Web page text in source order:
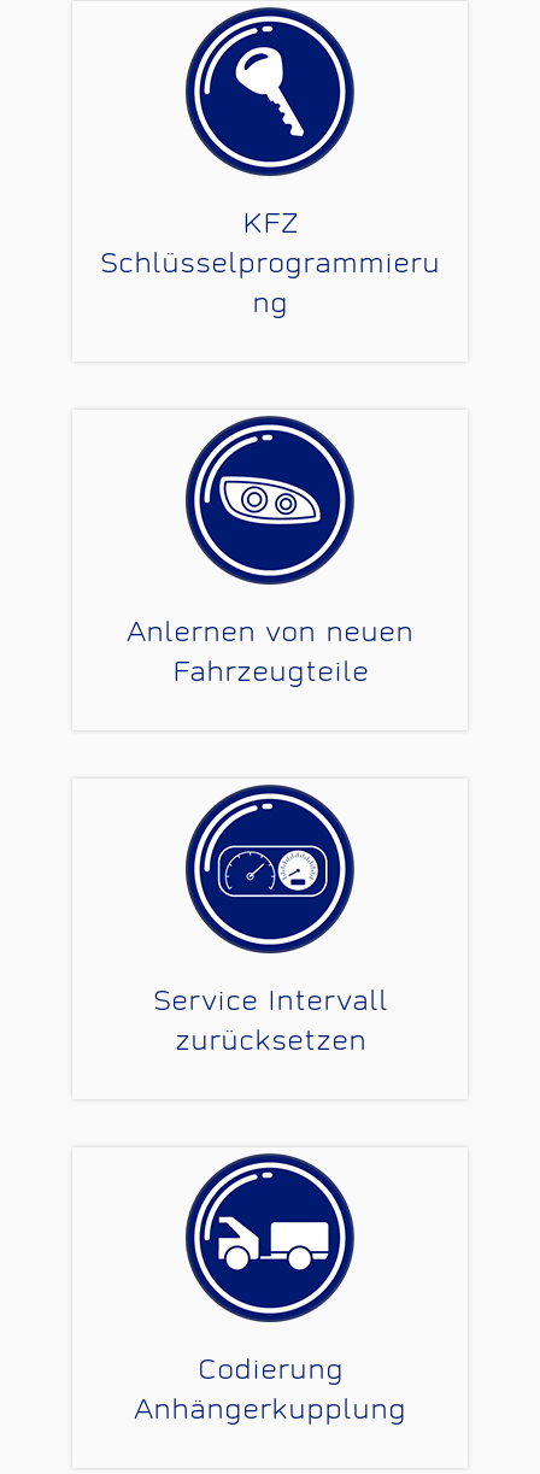
KFZ
Schlüsselprogrammieru
ng
Anlernen von neuen
Fahrzeugteile
Service Intervall
zurücksetzen
Codierung
Anhängerkupplung